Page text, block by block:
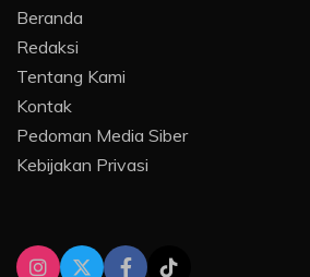
Beranda
Redaksi
Tentang Kami
Kontak
Pedoman Media Siber
Kebijakan Privasi